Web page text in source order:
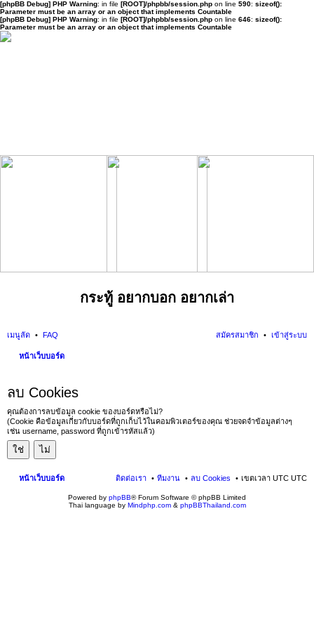
[phpBB Debug] PHP Warning: in file [ROOT]/phpbb/session.php on line 590: sizeof():
Parameter must be an array or an object that implements Countable
[phpBB Debug] PHP Warning: in file [ROOT]/phpbb/session.php on line 646: sizeof():
Parameter must be an array or an object that implements Countable
กระทู้ อยากบอก อยากเล่า
เมนูลัด FAQ เข้าสู่ระบบ
สมัครสมาชิก
หน้าเว็บบอร์ด
ลบ Cookies
คุณต้องการลบข้อมูล cookie ของบอร์ดหรือไม่?
(Cookie คือข้อมูลเกี่ยวกับบอร์ดที่ถูกเก็บไว้ในคอมพิวเตอร์ของคุณ ช่วยจดจำข้อมูลต่างๆ
เช่น username, password ที่ถูกเข้ารหัสแล้ว)
หน้าเว็บบอร์ด เขตเวลา UTC UTC
ลบ Cookies
ทีมงาน
ติดต่อเรา
Powered by phpBB® Forum Software © phpBB Limited
Thai language by Mindphp.com& phpBBThailand.com